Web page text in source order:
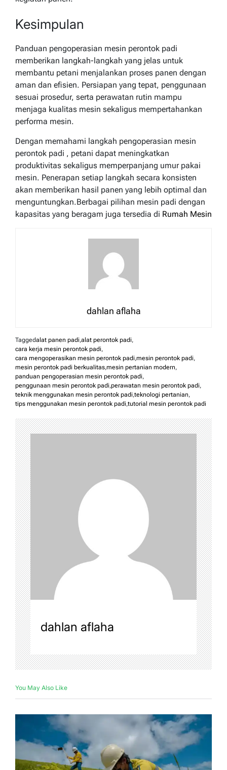
Kesimpulan
Panduan pengoperasian mesin perontok padi
memberikan langkah-langkah yang jelas untuk
membantu petani menjalankan proses panen dengan
aman dan efisien. Persiapan yang tepat, penggunaan
sesuai prosedur, serta perawatan rutin mampu
menjaga kualitas mesin sekaligus mempertahankan
performa mesin.
Dengan memahami langkah pengoperasian mesin
perontok padi , petani dapat meningkatkan
produktivitas sekaligus memperpanjang umur pakai
mesin. Penerapan setiap langkah secara konsisten
akan memberikan hasil panen yang lebih optimal dan
menguntungkan.Berbagai pilihan mesin padi dengan
kapasitas yang beragam juga tersedia di Rumah Mesin
dahlan aflaha
Taggedalat panen padi,alat perontok padi,
cara kerja mesin perontok padi,
cara mengoperasikan mesin perontok padi,mesin perontok padi,
mesin perontok padi berkualitas,mesin pertanian modern,
panduan pengoperasian mesin perontok padi,
penggunaan mesin perontok padi,perawatan mesin perontok padi,
teknik menggunakan mesin perontok padi,teknologi pertanian,
tips menggunakan mesin perontok padi,tutorial mesin perontok padi
dahlan aflaha
You May Also Like